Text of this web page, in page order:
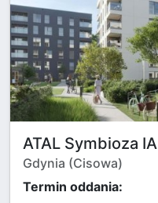
ATAL Symbioza IA
Gdynia (Cisowa)
Termin oddania: